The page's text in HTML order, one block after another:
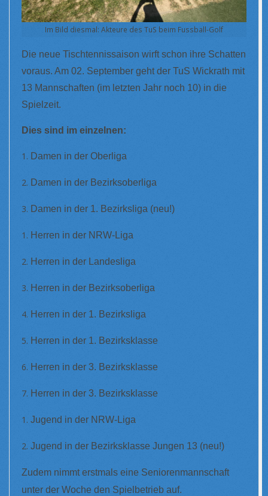
Im Bild diesmal: Akteure des TuS beim Fussball-Golf
Die neue Tischtennissaison wirft schon ihre Schatten
voraus. Am 02. September geht der TuS Wickrath mit
13 Mannschaften (im letzten Jahr noch 10) in die
Spielzeit.
Dies sind im einzelnen:
Damen in der Oberliga
Damen in der Bezirksoberliga
Damen in der 1. Bezirksliga (neu!)
Herren in der NRW-Liga
Herren in der Landesliga
Herren in der Bezirksoberliga
Herren in der 1. Bezirksliga
Herren in der 1. Bezirksklasse
Herren in der 3. Bezirksklasse
Herren in der 3. Bezirksklasse
Jugend in der NRW-Liga
Jugend in der Bezirksklasse Jungen 13 (neu!)
Zudem nimmt erstmals eine Seniorenmannschaft
unter der Woche den Spielbetrieb auf.